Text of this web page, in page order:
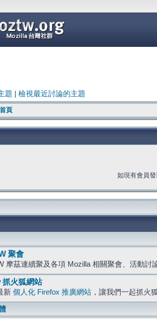
題 檢視最近討論的主題
頁
如現有會員
聚會
摩茲連續聚及各項 Mozilla 相關聚會、活動討
火狐網站
新 個人化 Firefox 推廣網站 ，讓我們一起抓火